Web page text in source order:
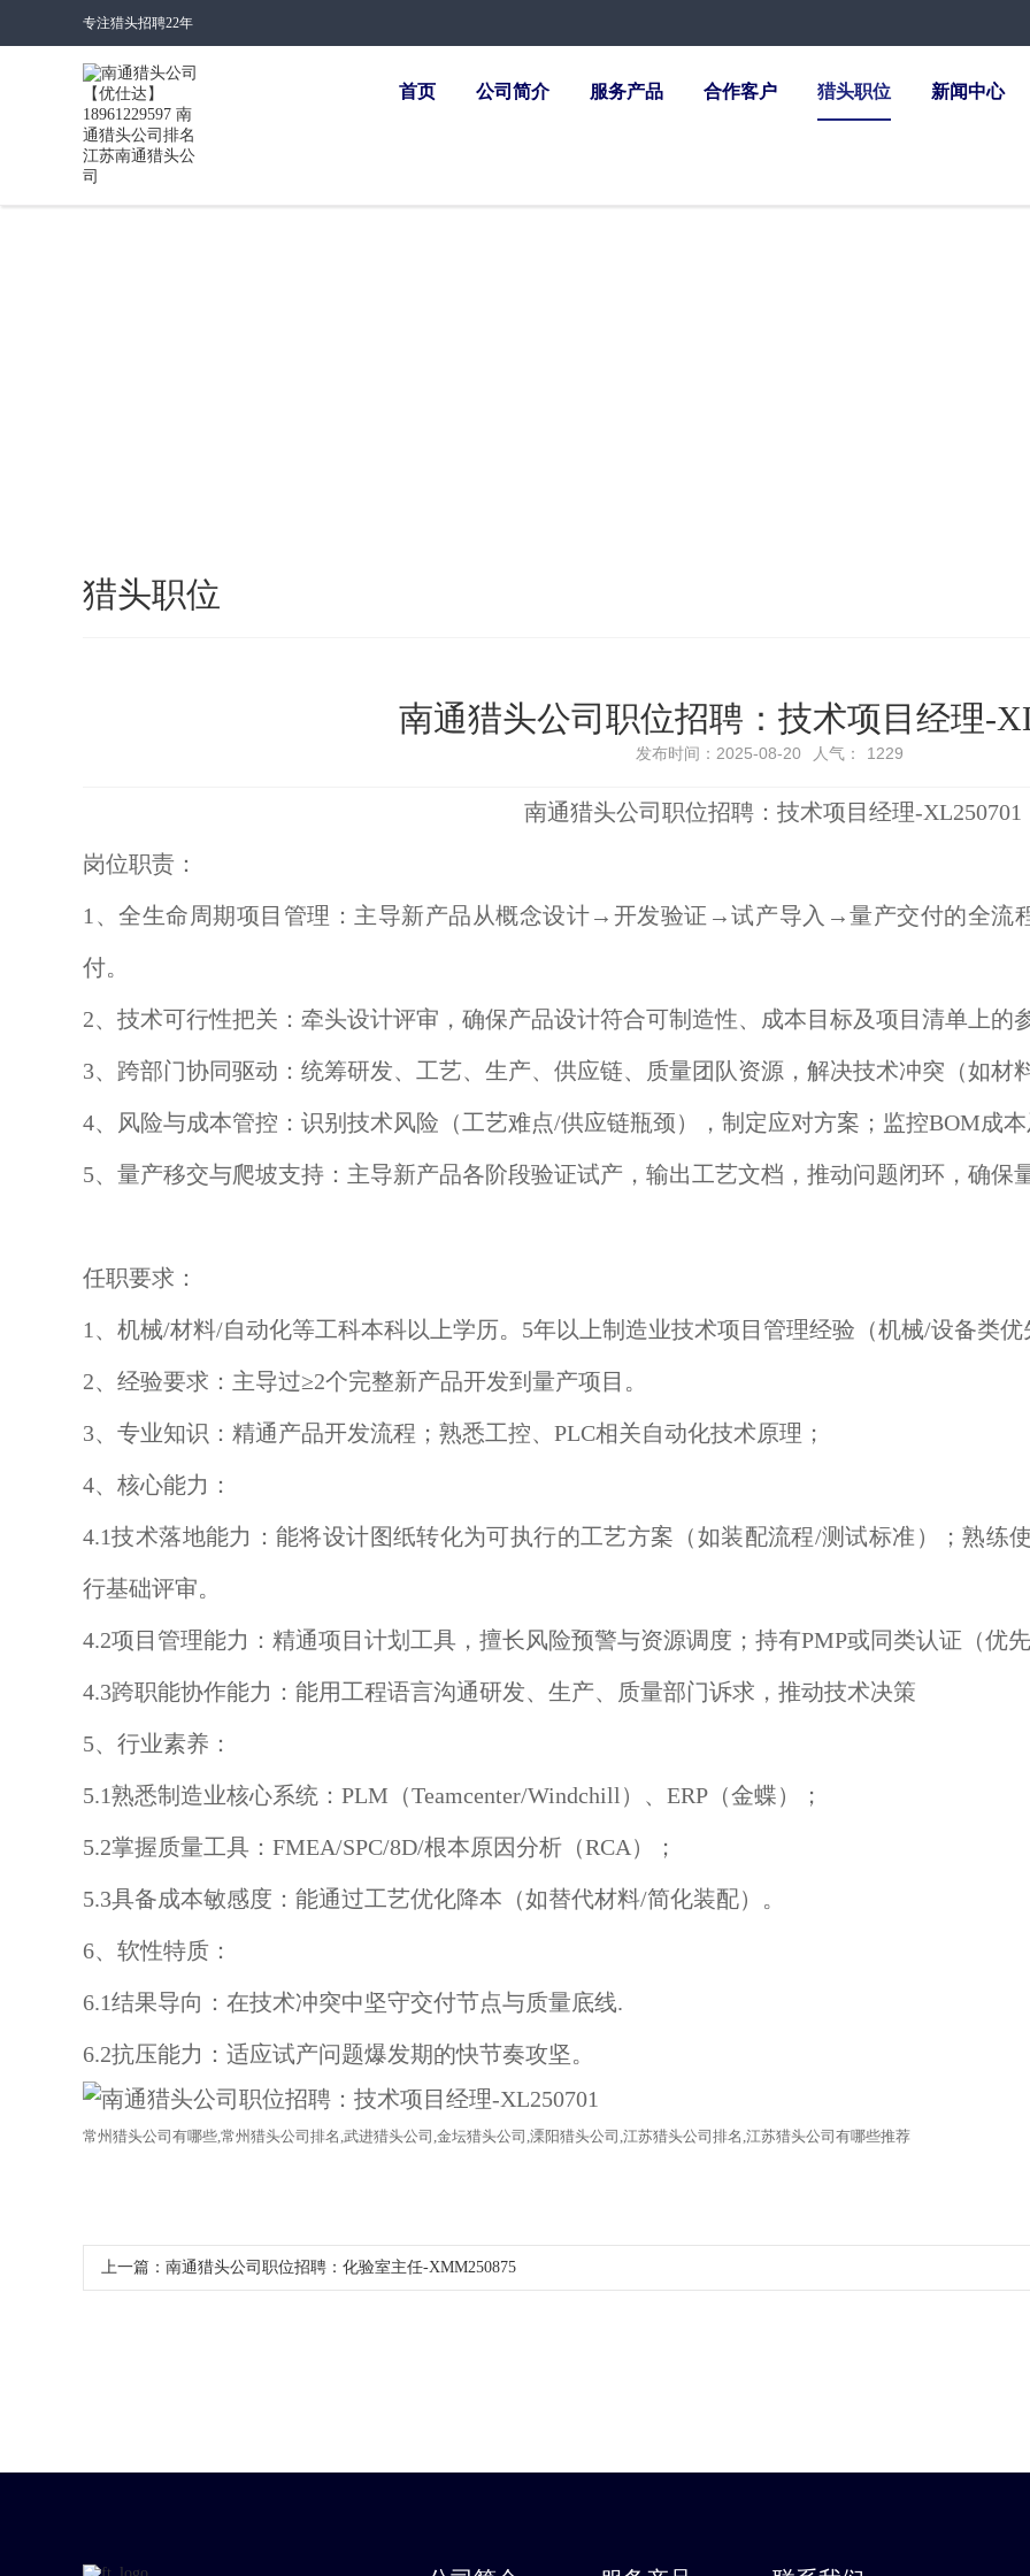
专注猎头招聘22年
首页 公司简介 服务产品 合作客户 猎头职位 新闻中心
猎头职位
南通猎头公司职位招聘：技术项目经理-
发布时间：2025-08-20 人气： 1229
南通猎头公司职位招聘：技术项目经理-XL250701
岗位职责：
1、全生命周期项目管理：主导新产品从概念设计→开发验证→试产导入→量产交付的全流
付。
2、技术可行性把关：牵头设计评审，确保产品设计符合可制造性、成本目标及项目清单上的
3、跨部门协同驱动：统筹研发、工艺、生产、供应链、质量团队资源，解决技术冲突（如材
4、风险与成本管控：识别技术风险（工艺难点/供应链瓶颈），制定应对方案；监控BOM成
5、量产移交与爬坡支持：主导新产品各阶段验证试产，输出工艺文档，推动问题闭环，确保
任职要求：
1、机械/材料/自动化等工科本科以上学历。5年以上制造业技术项目管理经验（机械/设备类优
2、经验要求：主导过≥2个完整新产品开发到量产项目。
3、专业知识：精通产品开发流程；熟悉工控、PLC相关自动化技术原理；
4、核心能力：
4.1技术落地能力：能将设计图纸转化为可执行的工艺方案（如装配流程/测试标准）；熟练
行基础评审。
4.2项目管理能力：精通项目计划工具，擅长风险预警与资源调度；持有PMP或同类认证（优
4.3跨职能协作能力：能用工程语言沟通研发、生产、质量部门诉求，推动技术决策
5、行业素养：
5.1熟悉制造业核心系统：PLM（Teamcenter/Windchill）、ERP（金蝶）；
5.2掌握质量工具：FMEA/SPC/8D/根本原因分析（RCA）；
5.3具备成本敏感度：能通过工艺优化降本（如替代材料/简化装配）。
6、软性特质：
6.1结果导向：在技术冲突中坚守交付节点与质量底线.
6.2抗压能力：适应试产问题爆发期的快节奏攻坚。
常州 猎头公司 有哪些,常州 猎头公司 排名 ,武进猎头公司 ,金坛猎头公司 ,溧阳猎头公司,江苏猎头公司排名,江苏猎头公司有哪些推荐
上一篇： 南通猎头公司职位招聘：化验室主任-XMM250875